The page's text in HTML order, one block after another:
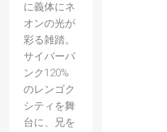
に義体にネ
オンの光が
彩る雑踏。
サイバーパ
ンク120%
のレンゴク
シティを舞
台に、兄を